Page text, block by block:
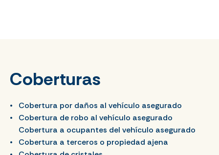
Coberturas
Cobertura por daños al vehículo asegurado
Cobertura de robo al vehículo asegurado
Cobertura a ocupantes del vehículo asegurado
Cobertura a terceros o propiedad ajena